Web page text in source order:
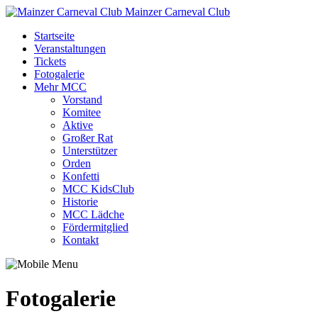
Mainzer Carneval Club
Startseite
Veranstaltungen
Tickets
Fotogalerie
Mehr MCC
Vorstand
Komitee
Aktive
Großer Rat
Unterstützer
Orden
Konfetti
MCC KidsClub
Historie
MCC Lädche
Fördermitglied
Kontakt
Fotogalerie